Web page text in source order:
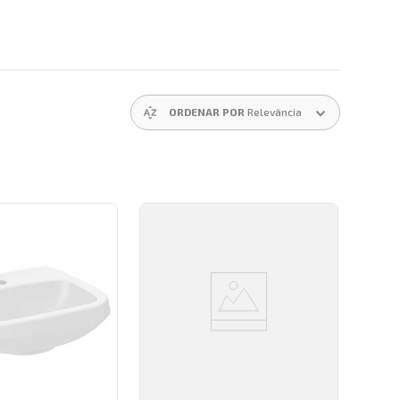
ORDENAR POR Relevância